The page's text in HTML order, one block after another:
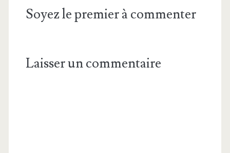
Soyez le premier à commenter
Laisser un commentaire